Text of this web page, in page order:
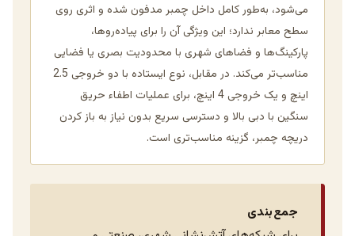
می‌شود، به‌طور کامل داخل چمبر مدفون شده و اثری روی
سطح معابر ندارد؛ این ویژگی آن را برای پیاده‌روها،
پارکینگ‌ها و فضاهای شهری با محدودیت بصری یا فضایی
مناسب‌تر می‌کند. در مقابل، نوع ایستاده با دو خروجی 2.5
اینچ و یک خروجی 4 اینچ، برای عملیات اطفاء حریق
سنگین با دبی بالا و دسترسی سریع بدون نیاز به باز کردن
دریچه چمبر، گزینه مناسب‌تری است.
جمع‌بندی